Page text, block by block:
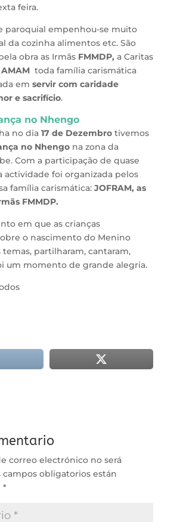
feira.
paroquial empenhou-se muito
da cozinha alimentos etc. São
obra as Irmãs FMMDP, a Caritas
AMAM toda família carismática
em servir com caridade
e sacrifício.
no Nhengo
no dia 17 de Dezembrotivemos
no Nhengona zona da
Com a participação de quase
actividade foi organizada pelos
família carismática: JOFRAM, as
FMMDP.
em que as crianças
o nascimento do Menino
temas, partilharam, cantaram,
um momento de grande alegria.
correo electrónico no será
campos obligatorios están
*